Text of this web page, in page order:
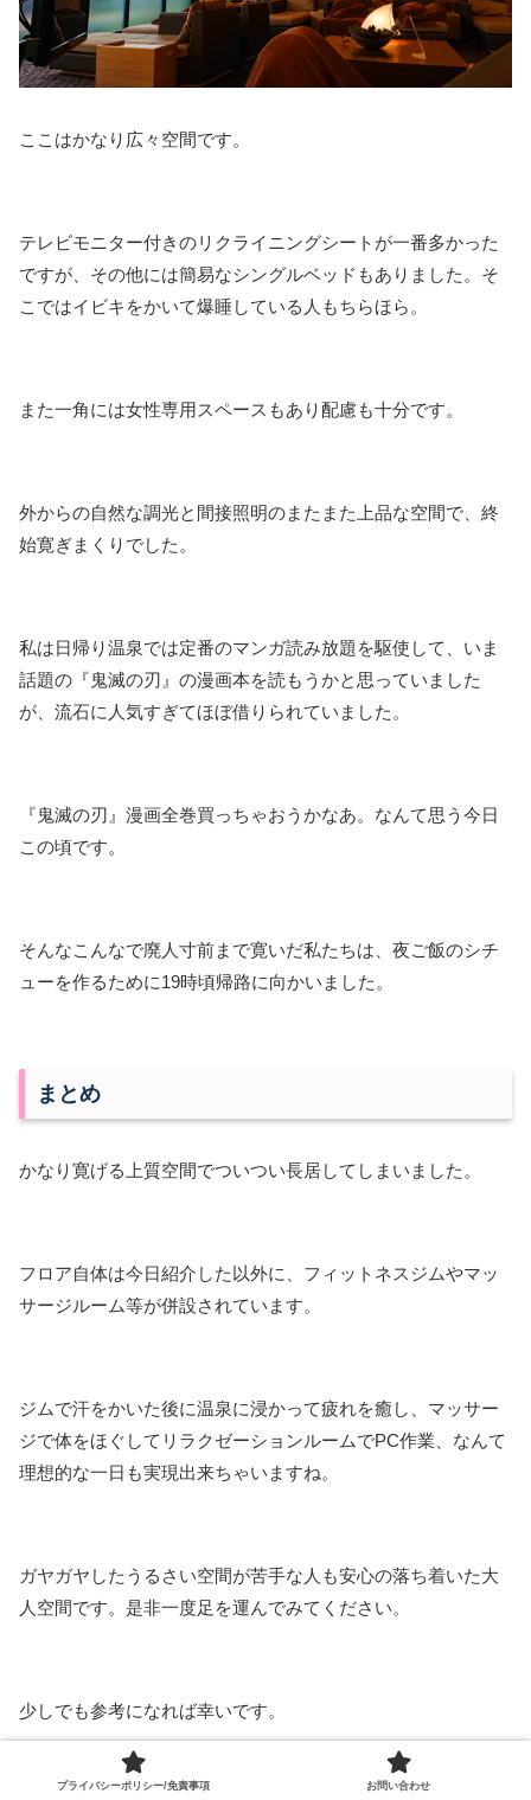
ここはかなり広々空間です。
テレビモニター付きのリクライニングシートが一番多かった
ですが、その他には簡易なシングルベッドもありました。そ
こではイビキをかいて爆睡している人もちらほら。
また一角には女性専用スペースもあり配慮も十分です。
外からの自然な調光と間接照明のまたまた上品な空間で、終
始寛ぎまくりでした。
私は日帰り温泉では定番のマンガ読み放題を駆使して、いま
話題の『鬼滅の刃』の漫画本を読もうかと思っていました
が、流石に人気すぎてほぼ借りられていました。
『鬼滅の刃』漫画全巻買っちゃおうかなあ。なんて思う今日
この頃です。
そんなこんなで廃人寸前まで寛いだ私たちは、夜ご飯のシチ
ューを作るために19時頃帰路に向かいました。
まとめ
かなり寛げる上質空間でついつい長居してしまいました。
フロア自体は今日紹介した以外に、フィットネスジムやマッ
サージルーム等が併設されています。
ジムで汗をかいた後に温泉に浸かって疲れを癒し、マッサー
ジで体をほぐしてリラクゼーションルームでPC作業、なんて
理想的な一日も実現出来ちゃいますね。
ガヤガヤしたうるさい空間が苦手な人も安心の落ち着いた大
人空間です。是非一度足を運んでみてください。
少しでも参考になれば幸いです。
プライバシーポリシー/免責事項 お問い合わせ